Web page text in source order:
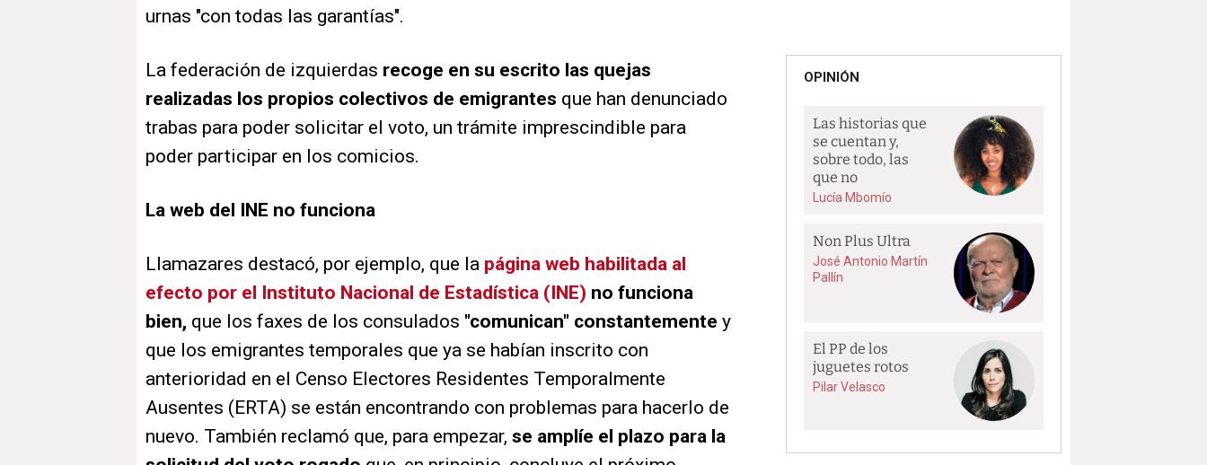
urnas "con todas las garantías".
La federación de izquierdas recoge en su escrito las quejas
realizadas los propios colectivos de emigrantes que han denunciado
trabas para poder solicitar el voto, un trámite imprescindible para
poder participar en los comicios.
La web del INE no funciona
Llamazares destacó, por ejemplo, que la página web habilitada al
efecto por el Instituto Nacional de Estadística (INE) no funciona
bien, que los faxes de los consulados "comunican" constantemente y
que los emigrantes temporales que ya se habían inscrito con
anterioridad en el Censo Electores Residentes Temporalmente
Ausentes (ERTA) se están encontrando con problemas para hacerlo de
nuevo. También reclamó que, para empezar, se amplíe el plazo para la
OPINIÓN
Las historias que
se cuentan y,
sobre todo, las
que no
Lucía Mbomío
Non Plus Ultra
José Antonio Martín
Pallín
El PP de los
juguetes rotos
Pilar Velasco